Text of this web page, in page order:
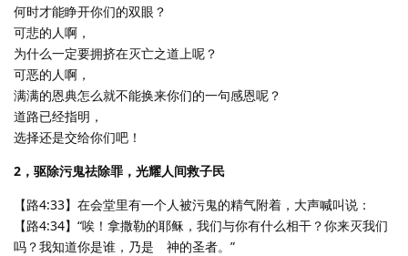
何时才能睁开你们的双眼？
可悲的人啊，
为什么一定要拥挤在灭亡之道上呢？
可恶的人啊，
满满的恩典怎么就不能换来你们的一句感恩呢？
道路已经指明，
选择还是交给你们吧！
2，驱除污鬼祛除罪，光耀人间救子民
【路4:33】在会堂里有一个人被污鬼的精气附着，大声喊叫说：
【路4:34】“唉！拿撒勒的耶稣，我们与你有什么相干？你来灭我们
吗？我知道你是谁，乃是 神的圣者。”